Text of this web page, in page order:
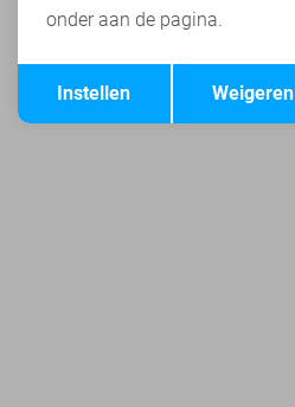
Terug
onder aan de pagina.
Weigeren
Instellen